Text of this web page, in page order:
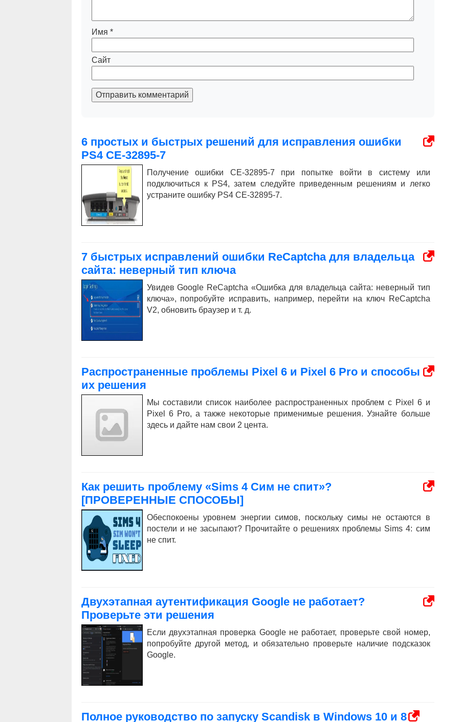
Имя *
Сайт
Отправить комментарий
6 простых и быстрых решений для исправления ошибки
PS4 CE-32895-7
Получение ошибки CE-32895-7 при попытке войти в систему или
подключиться к PS4, затем следуйте приведенным решениям и легко
устраните ошибку PS4 CE-32895-7.
7 быстрых исправлений ошибки ReCaptcha для владельца
сайта: неверный тип ключа
Увидев Google ReCaptcha «Ошибка для владельца сайта: неверный тип
ключа», попробуйте исправить, например, перейти на ключ ReCaptcha
V2, обновить браузер и т. д.
Распространенные проблемы Pixel 6 и Pixel 6 Pro и способы
их решения
Мы составили список наиболее распространенных проблем с Pixel 6 и
Pixel 6 Pro, а также некоторые применимые решения. Узнайте больше
здесь и дайте нам свои 2 цента.
Как решить проблему «Sims 4 Сим не спит»?
[ПРОВЕРЕННЫЕ СПОСОБЫ]
Обеспокоены уровнем энергии симов, поскольку симы не остаются в
постели и не засыпают? Прочитайте о решениях проблемы Sims 4: сим
не спит.
Двухэтапная аутентификация Google не работает?
Проверьте эти решения
Если двухэтапная проверка Google не работает, проверьте свой номер,
попробуйте другой метод, и обязательно проверьте наличие подсказок
Google.
Полное руководство по запуску Scandisk в Windows 10 и 8